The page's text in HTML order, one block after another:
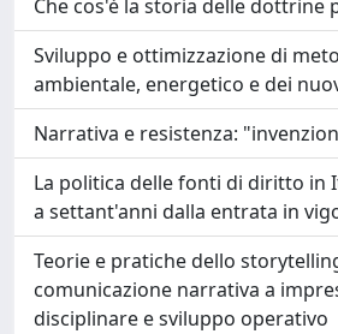
Che cos'è la storia delle dottrine
Sviluppo e ottimizzazione di
ambientale, energetico e dei
Narrativa e resistenza:
La politica delle fonti di diritto in
a settant'anni dalla entrata in
Teorie e pratiche dello
comunicazione narrativa a
disciplinare e sviluppo operativo